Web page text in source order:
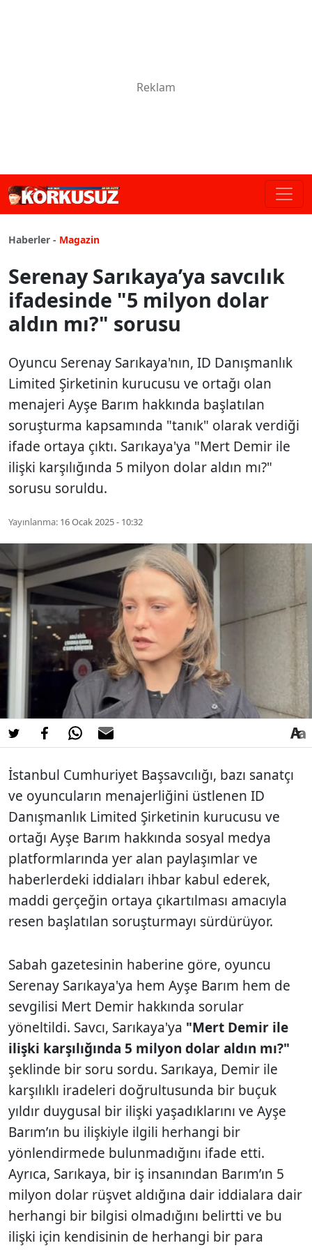
Haberler - Magazin
Serenay Sarıkaya’ya savcılık
ifadesinde "5 milyon dolar
aldın mı?" sorusu
Oyuncu Serenay Sarıkaya'nın, ID Danışmanlık
Limited Şirketinin kurucusu ve ortağı olan
menajeri Ayşe Barım hakkında başlatılan
soruşturma kapsamında "tanık" olarak verdiği
ifade ortaya çıktı. Sarıkaya'ya "Mert Demir ile
ilişki karşılığında 5 milyon dolar aldın mı?"
sorusu soruldu.
Yayınlanma: 16 Ocak 2025 - 10:32
İstanbul Cumhuriyet Başsavcılığı, bazı sanatçı
ve oyuncuların menajerliğini üstlenen ID
Danışmanlık Limited Şirketinin kurucusu ve
ortağı Ayşe Barım hakkında sosyal medya
platformlarında yer alan paylaşımlar ve
haberlerdeki iddiaları ihbar kabul ederek,
maddi gerçeğin ortaya çıkartılması amacıyla
resen başlatılan soruşturmayı sürdürüyor.
Sabah gazetesinin haberine göre, oyuncu
Serenay Sarıkaya'ya hem Ayşe Barım hem de
sevgilisi Mert Demir hakkında sorular
yöneltildi. Savcı, Sarıkaya'ya "Mert Demir ile
ilişki karşılığında 5 milyon dolar aldın mı?"
şeklinde bir soru sordu. Sarıkaya, Demir ile
karşılıklı iradeleri doğrultusunda bir buçuk
yıldır duygusal bir ilişki yaşadıklarını ve Ayşe
Barım’ın bu ilişkiyle ilgili herhangi bir
yönlendirmede bulunmadığını ifade etti.
Ayrıca, Sarıkaya, bir iş insanından Barım’ın 5
milyon dolar rüşvet aldığına dair iddialara dair
herhangi bir bilgisi olmadığını belirtti ve bu
ilişki için kendisinin de herhangi bir para